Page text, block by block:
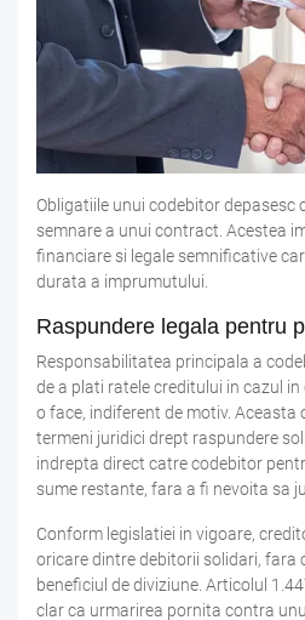
Obligatiile unui codebitor depasesc
semnare a unui contract. Acestea
financiare si legale semnificative
durata a imprumutului.
Raspundere legala pentru
Responsabilitatea principala a
de a plati ratele creditului in cazul
o face, indiferent de motiv.
termeni juridici drept raspundere
indrepta direct catre codebitor
sume restante, fara a fi nevoita sa
Conform legislatiei in vigoare,
oricare dintre debitorii solidari, fara
beneficiul de diviziune. Articolul
clar ca urmarirea pornita contra